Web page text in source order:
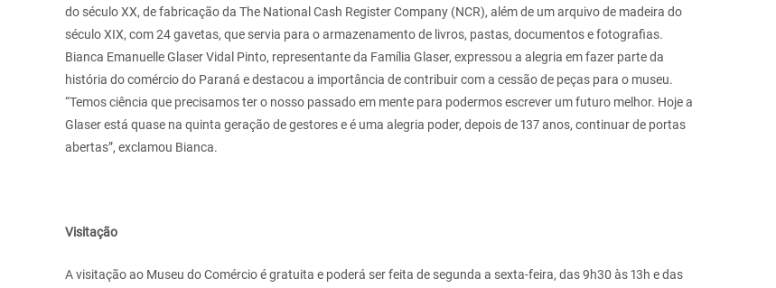
do século XX, de fabricação da The National Cash Register Company (NCR), além de um arquivo de madeira do
século XIX, com 24 gavetas, que servia para o armazenamento de livros, pastas, documentos e fotografias.
Bianca Emanuelle Glaser Vidal Pinto, representante da Família Glaser, expressou a alegria em fazer parte da
história do comércio do Paraná e destacou a importância de contribuir com a cessão de peças para o museu.
“Temos ciência que precisamos ter o nosso passado em mente para podermos escrever um futuro melhor. Hoje a
Glaser está quase na quinta geração de gestores e é uma alegria poder, depois de 137 anos, continuar de portas
abertas”, exclamou Bianca.
Visitação
A visitação ao Museu do Comércio é gratuita e poderá ser feita de segunda a sexta-feira, das 9h30 às 13h e das